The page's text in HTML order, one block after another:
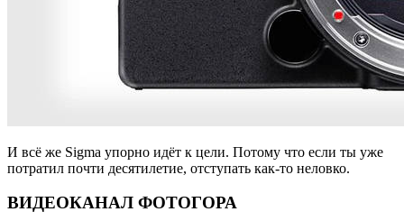
И всё же Sigma упорно идёт к цели. Потому что если ты уже
потратил почти десятилетие, отступать как-то неловко.
ВИДЕОКАНАЛ ФОТОГОРА